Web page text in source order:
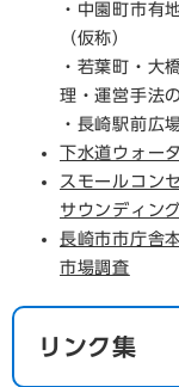
・中園町市有
（仮称）
・若葉町・大
理・運営手法
・長崎駅前広
下水道ウォー
スモールコン
サウンディン
長崎市市庁舎
市場調査
リンク集